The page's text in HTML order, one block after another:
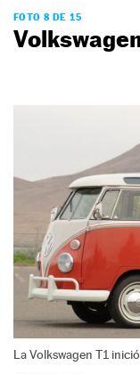
FOTO 8 DE 15
La Volkswagen T1